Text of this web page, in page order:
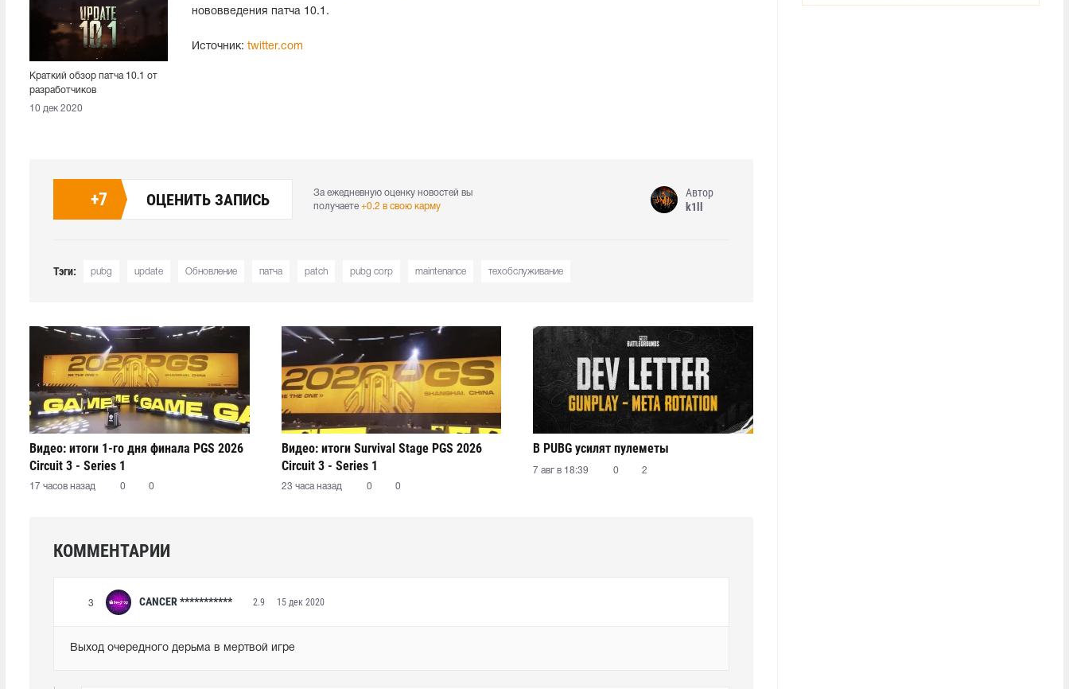
Краткий обзор патча 10.1 от
разработчиков
10 дек 2020
нововведения патча 10.1.
Источник: twitter.com
+7 ОЦЕНИТЬ ЗАПИСЬ
За ежедневную оценку новостей вы
получаете +0.2 в свою карму
Автор
k1ll
Тэги: pubg update Обновление патча patch pubg corp maintenance техобслуживание
Видео: итоги 1-го дня финала PGS 2026
Circuit 3 - Series 1
17 часов назад 0 0
Видео: итоги Survival Stage PGS 2026
Circuit 3 - Series 1
23 часа назад 0 0
В PUBG усилят пулеметы
7 авг в 18:39 0 2
КОММЕНТАРИИ
3 CANCER *********** 2.9 15 дек 2020
Выход очередного дерьма в мертвой игре